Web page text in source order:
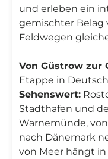
und erleben ein
gemischter Belag
Feldwegen
Von Güstrow zur
Etappe in
Sehenswert:
Stadthafen und
Warnemünde,
nach Dänemark
von Meer hängt in